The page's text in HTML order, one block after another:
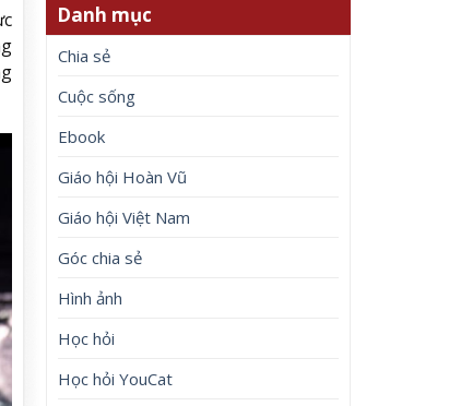
Danh mục
Chia sẻ
Cuộc sống
Ebook
Giáo hội Hoàn Vũ
Giáo hội Việt Nam
Góc chia sẻ
Hình ảnh
Học hỏi
Học hỏi YouCat